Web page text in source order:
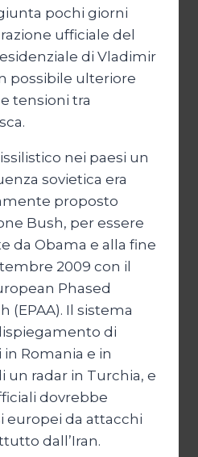
pochi giorni
ufficiale del
di Vladimir
possibile ulteriore
tensioni tra
nei paesi un
sovietica era
proposto
Bush, per essere
da Obama e alla fine
2009 con il
Phased
(EPAA). Il sistema
di
Romania e in
un radar in Turchia, e
dovrebbe
europei da attacchi
dall’Iran.